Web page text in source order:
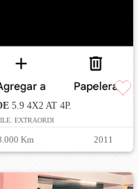
5.9 4X2 AT 4P.
EXTRAORDI
Km 2011